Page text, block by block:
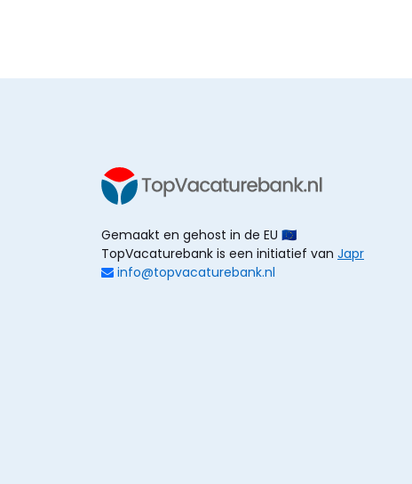
Gemaakt en gehost in de EU 🇪🇺
TopVacaturebank is een initiatief van Japr
info@topvacaturebank.nl